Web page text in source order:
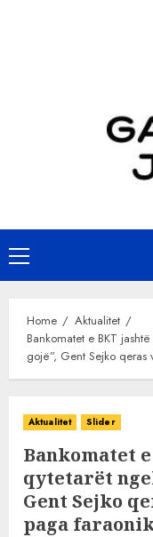
Primary
Menu
Home
Aktualitet
Bankomatet e BKT
gojë”, Gent Sejko
Aktualitet Slider
Bankomatet
qytetarët
Gent Sejko
paga